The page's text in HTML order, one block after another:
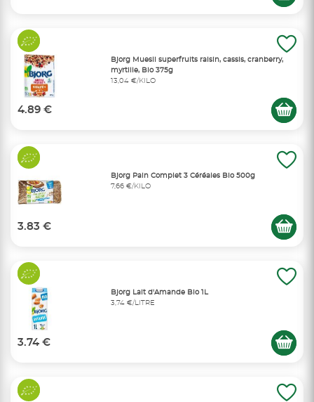
Bjorg Muesli superfruits raisin, cassis, cranberry,
myrtille, Bio 375g
13,04 €/KILO
4.89 €
Bjorg Pain Complet 3 Céréales Bio 500g
7,66 €/KILO
3.83 €
Bjorg Lait d'Amande Bio 1L
3,74 €/LITRE
3.74 €